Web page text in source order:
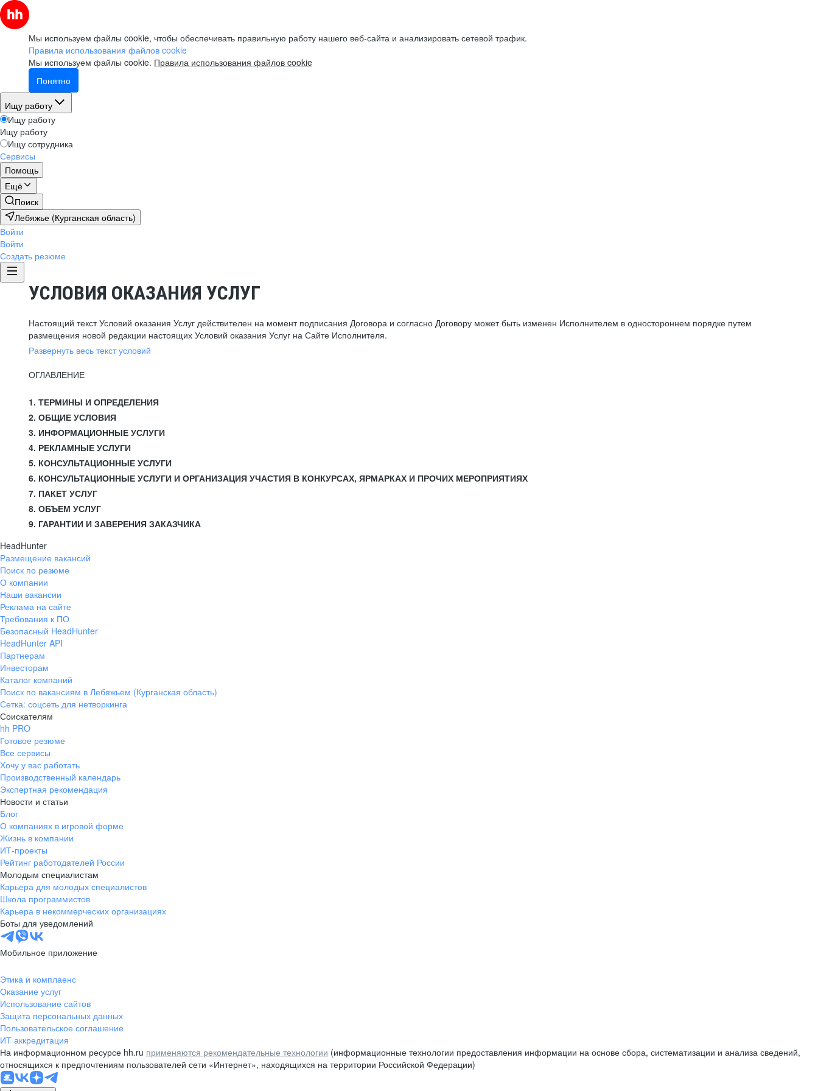
Мы используем файлы cookie, чтобы обеспечивать правильную работу нашего веб-сайта и анализировать сетевой трафик.
Правила использования файлов cookie
Мы используем файлы cookie. Правила использования файлов cookie
Понятно
Ищу работу
Ищу работу
Ищу работу
Ищу сотрудника
Сервисы
Помощь
Ещё
Поиск
Лебяжье (Курганская область)
Войти
Войти
Создать резюме
УСЛОВИЯ ОКАЗАНИЯ УСЛУГ
Настоящий текст Условий оказания Услуг действителен на момент подписания Договора и согласно Договору может быть изменен Исполнителем в одностороннем порядке путем
размещения новой редакции настоящих Условий оказания Услуг на Сайте Исполнителя.
Развернуть весь текст условий
ОГЛАВЛЕНИЕ
1. ТЕРМИНЫ И ОПРЕДЕЛЕНИЯ
2. ОБЩИЕ УСЛОВИЯ
3. ИНФОРМАЦИОННЫЕ УСЛУГИ
4. РЕКЛАМНЫЕ УСЛУГИ
5. КОНСУЛЬТАЦИОННЫЕ УСЛУГИ
6. КОНСУЛЬТАЦИОННЫЕ УСЛУГИ И ОРГАНИЗАЦИЯ УЧАСТИЯ В КОНКУРСАХ, ЯРМАРКАХ И ПРОЧИХ МЕРОПРИЯТИЯХ
7. ПАКЕТ УСЛУГ
8. ОБЪЕМ УСЛУГ
9. ГАРАНТИИ И ЗАВЕРЕНИЯ ЗАКАЗЧИКА
HeadHunter
Размещение вакансий
Поиск по резюме
О компании
Наши вакансии
Реклама на сайте
Требования к ПО
Безопасный HeadHunter
HeadHunter API
Партнерам
Инвесторам
Каталог компаний
Поиск по вакансиям в Лебяжьем (Курганская область)
Сетка: соцсеть для нетворкинга
Соискателям
hh PRO
Готовое резюме
Все сервисы
Хочу у вас работать
Производственный календарь
Экспертная рекомендация
Новости и статьи
Блог
О компаниях в игровой форме
Жизнь в компании
ИТ-проекты
Рейтинг работодателей России
Молодым специалистам
Карьера для молодых специалистов
Школа программистов
Карьера в некоммерческих организациях
Боты для уведомлений
Мобильное приложение
Этика и комплаенс
Оказание услуг
Использование сайтов
Защита персональных данных
Пользовательское соглашение
ИТ аккредитация
На информационном ресурсе hh.ru применяются рекомендательные технологии (информационные технологии предоставления информации на основе сбора, систематизации и анализа сведений,
относящихся к предпочтениям пользователей сети «Интернет», находящихся на территории Российской Федерации)